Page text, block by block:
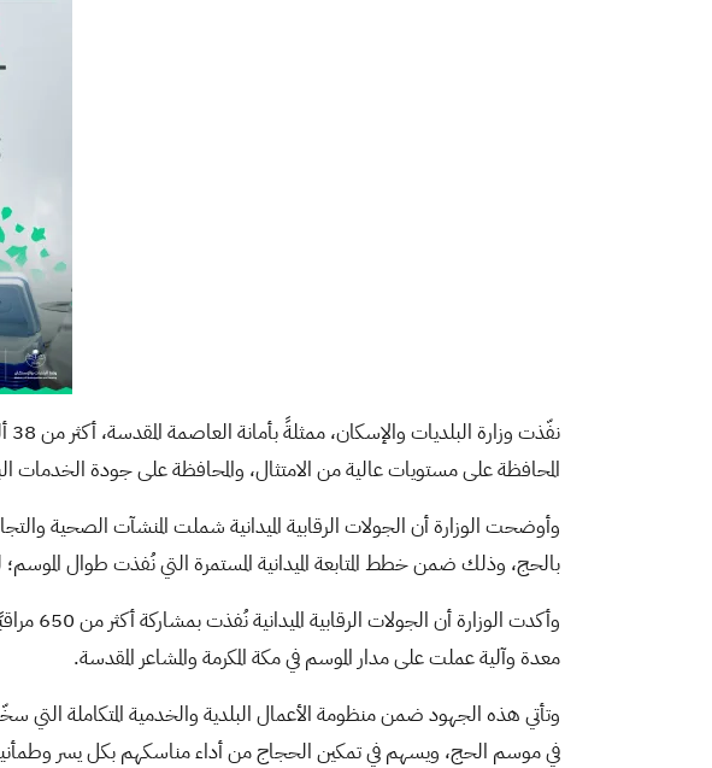
المحافظة على مستويات عالية من الامتثال، والمحافظة على جودة الخدمات
وأوضحت الوزارة أن الجولات الرقابية الميدانية شملت المنشآت الصحية
بالحج، وذلك ضمن خطط المتابعة الميدانية المستمرة التي نُفذت طوال
معدة وآلية عملت على مدار الموسم في مكة المكرمة والمشاعر المقدسة.
وتأتي هذه الجهود ضمن منظومة الأعمال البلدية والخدمية المتكاملة
في موسم الحج، ويسهم في تمكين الحجاج من أداء مناسكهم بكل يسر